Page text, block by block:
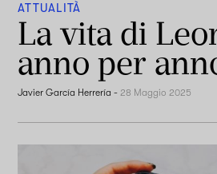
ATTUALITÀ
La vita di
anno per
Javier García Herrería -28 Maggio 2025